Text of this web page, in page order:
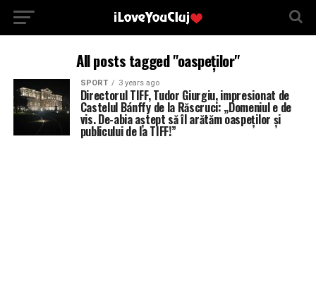
All posts tagged "oaspeților"
SPORT 3 years ago
Directorul TIFF, Tudor Giurgiu, impresionat de
Castelul Bánffy de la Răscruci: „Domeniul e de
vis. De-abia aștept să îl arătăm oaspeților și
publicului de la TIFF!”